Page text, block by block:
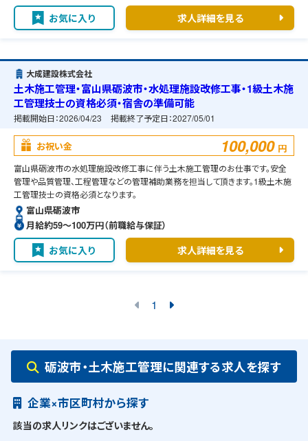
お気に入り 求人詳細を見る
大成建設株式会社
土木施工管理・富山県砺波市・水処理施設改修工事・1級土木施
工管理技士の資格必須・宿舎の準備可能
掲載開始日：2026/04/23 掲載終了予定日：2027/05/01
お祝い金 100,000 円
富山県砺波市の水処理施設改修工事に伴う土木施工管理のお仕事です。安全
管理や品質管理、工程管理などの管理補助業務を担当して頂きます。1級土木施
工管理技士の資格必須となります。
富山県砺波市
月給約59〜100万円（前職給与保証）
お気に入り 求人詳細を見る
1
砺波市・土木施工管理に関連する求人を探す
企業×市区町村から探す
該当の求人リンクはございません。